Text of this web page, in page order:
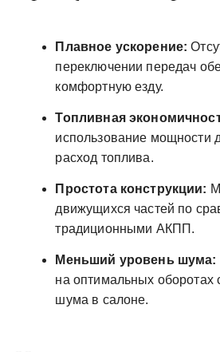
Плавное ускорение:
переключении передач
комфортную езду.
Топливная
использование мощности
расход топлива.
Простота конструкции:
движущихся частей по
традиционными АКПП.
Меньший уровень шума:
на оптимальных оборотах
шума в салоне.